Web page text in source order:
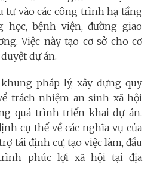
tư vào các công trình hạ tầng
học, bệnh viện, đường giao
Việc này tạo cơ sở cho cơ
dự án.
pháp lý, xây dựng quy
trách nhiệm an sinh xã hội
quá trình triển khai dự án.
cụ thể về các nghĩa vụ của
tái định cư, tạo việc làm, đầu
phúc lợi xã hội tại địa